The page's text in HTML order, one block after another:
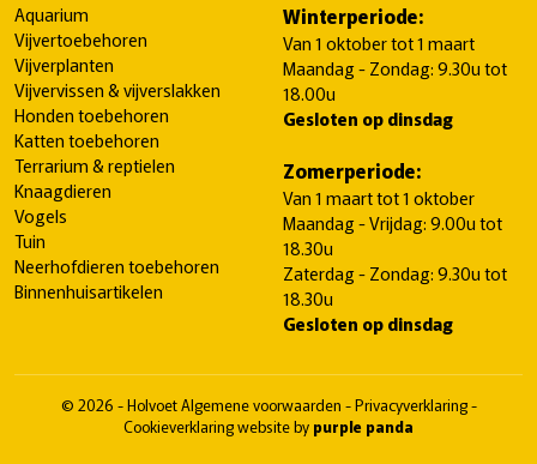
Aquarium
Vijvertoebehoren
Vijverplanten
Vijvervissen & vijverslakken
Honden toebehoren
Katten toebehoren
Terrarium & reptielen
Knaagdieren
Vogels
Tuin
Neerhofdieren toebehoren
Binnenhuisartikelen
Winterperiode:
Van 1 oktober tot 1 maart
Maandag - Zondag: 9.30u tot
18.00u
Gesloten op dinsdag
Zomerperiode:
Van 1 maart tot 1 oktober
Maandag - Vrijdag: 9.00u tot
18.30u
Zaterdag - Zondag: 9.30u tot
18.30u
Gesloten op dinsdag
© 2026 - HolvoetAlgemene voorwaarden -Privacyverklaring-
Cookieverklaringwebsite by purple panda